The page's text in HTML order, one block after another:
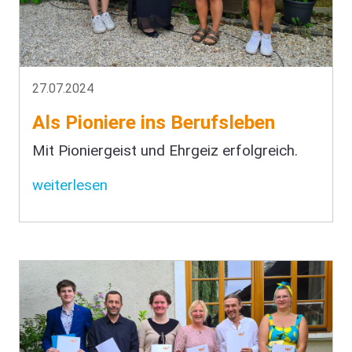
27.07.2024
Als Pioniere ins Berufsleben
Mit Pioniergeist und Ehrgeiz erfolgreich.
weiterlesen